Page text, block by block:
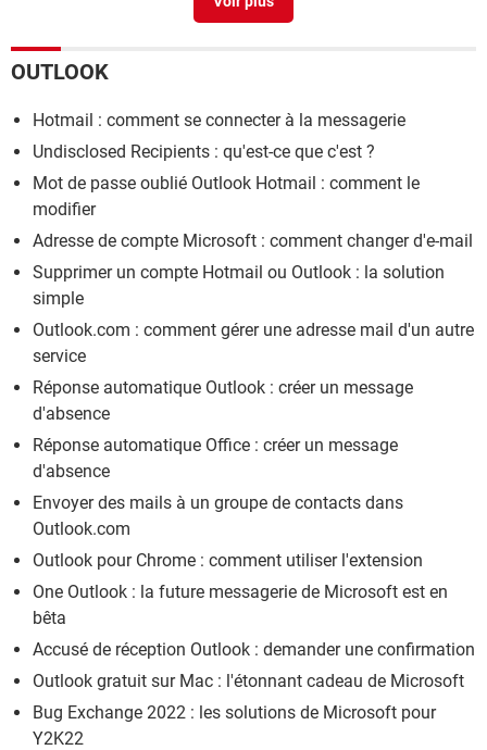
OUTLOOK
Hotmail : comment se connecter à la messagerie
Undisclosed Recipients : qu'est-ce que c'est ?
Mot de passe oublié Outlook Hotmail : comment le
modifier
Adresse de compte Microsoft : comment changer d'e-mail
Supprimer un compte Hotmail ou Outlook : la solution
simple
Outlook.com : comment gérer une adresse mail d'un autre
service
Réponse automatique Outlook : créer un message
d'absence
Réponse automatique Office : créer un message
d'absence
Envoyer des mails à un groupe de contacts dans
Outlook.com
Outlook pour Chrome : comment utiliser l'extension
One Outlook : la future messagerie de Microsoft est en
bêta
Accusé de réception Outlook : demander une confirmation
Outlook gratuit sur Mac : l'étonnant cadeau de Microsoft
Bug Exchange 2022 : les solutions de Microsoft pour
Y2K22